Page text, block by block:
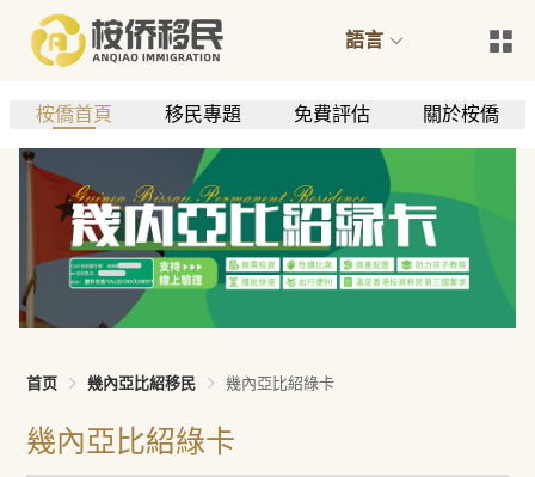
語言
桉僑首頁 移民專題 免費評估 關於桉僑
首页 幾內亞比紹移民 幾內亞比紹綠卡
幾內亞比紹綠卡